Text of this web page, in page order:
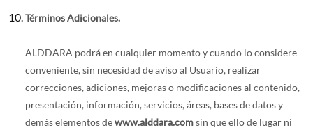
Términos Adicionales.
ALDDARA podrá en cualquier momento y cuando lo considere
conveniente, sin necesidad de aviso al Usuario, realizar
correcciones, adiciones, mejoras o modificaciones al contenido,
presentación, información, servicios, áreas, bases de datos y
demás elementos dewww.alddara.comsin que ello de lugar ni